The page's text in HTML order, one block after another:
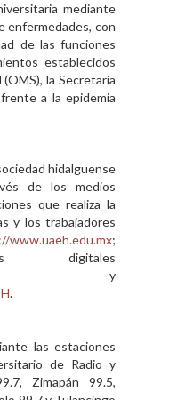
mediante
enfermedades, con
de las funciones
establecidos
la Secretaría
a la epidemia
hidalguense
de los medios
que realiza la
y los trabajadores
www.uaeh.edu.mx;
digitales
.
las estaciones
de Radio y
Zimapán 99.5,